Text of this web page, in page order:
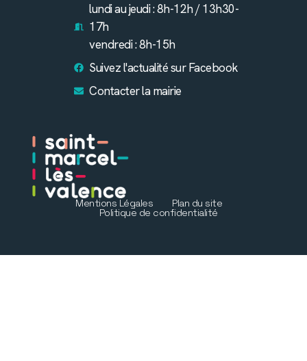
Mentions Légales Plan du site
Politique de confidentialité
lundi au jeudi : 8h-12h / 13h30-
17h
vendredi : 8h-15h
Suivez l'actualité sur Facebook
Contacter la mairie